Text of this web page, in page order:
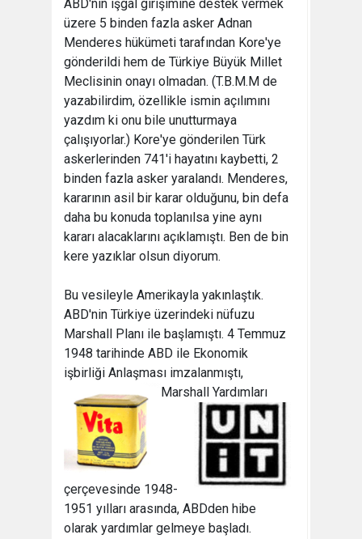
ABD'nin işgal girişimine destek vermek
üzere 5 binden fazla asker Adnan
Menderes hükümeti tarafından Kore'ye
gönderildi hem de Türkiye Büyük Millet
Meclisinin onayı olmadan. (T.B.M.M de
yazabilirdim, özellikle ismin açılımını
yazdım ki onu bile unutturmaya
çalışıyorlar.) Kore'ye gönderilen Türk
askerlerinden 741'i hayatını kaybetti, 2
binden fazla asker yaralandı. Menderes,
kararının asil bir karar olduğunu, bin defa
daha bu konuda toplanılsa yine aynı
kararı alacaklarını açıklamıştı. Ben de bin
kere yazıklar olsun diyorum.
Bu vesileyle Amerikayla yakınlaştık.
ABD'nin Türkiye üzerindeki nüfuzu
Marshall Planı ile başlamıştı. 4 Temmuz
1948 tarihinde ABD ile Ekonomik
işbirliği Anlaşması imzalanmıştı,
Marshall Yardımları
çerçevesinde 1948-
1951 yılları arasında, ABDden hibe
olarak yardımlar gelmeye başladı.